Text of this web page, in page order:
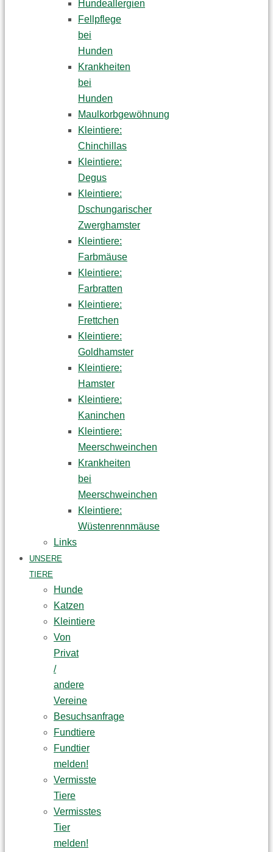
Hundeallergien
Fellpflege
bei
Hunden
Krankheiten
bei
Hunden
Maulkorbgewöhnung
Kleintiere:
Chinchillas
Kleintiere:
Degus
Kleintiere:
Dschungarischer
Zwerghamster
Kleintiere:
Farbmäuse
Kleintiere:
Farbratten
Kleintiere:
Frettchen
Kleintiere:
Goldhamster
Kleintiere:
Hamster
Kleintiere:
Kaninchen
Kleintiere:
Meerschweinchen
Krankheiten
bei
Meerschweinchen
Kleintiere:
Wüstenrennmäuse
Links
UNSERE
TIERE
Hunde
Katzen
Kleintiere
Von
Privat
/
andere
Vereine
Besuchsanfrage
Fundtiere
Fundtier
melden!
Vermisste
Tiere
Vermisstes
Tier
melden!